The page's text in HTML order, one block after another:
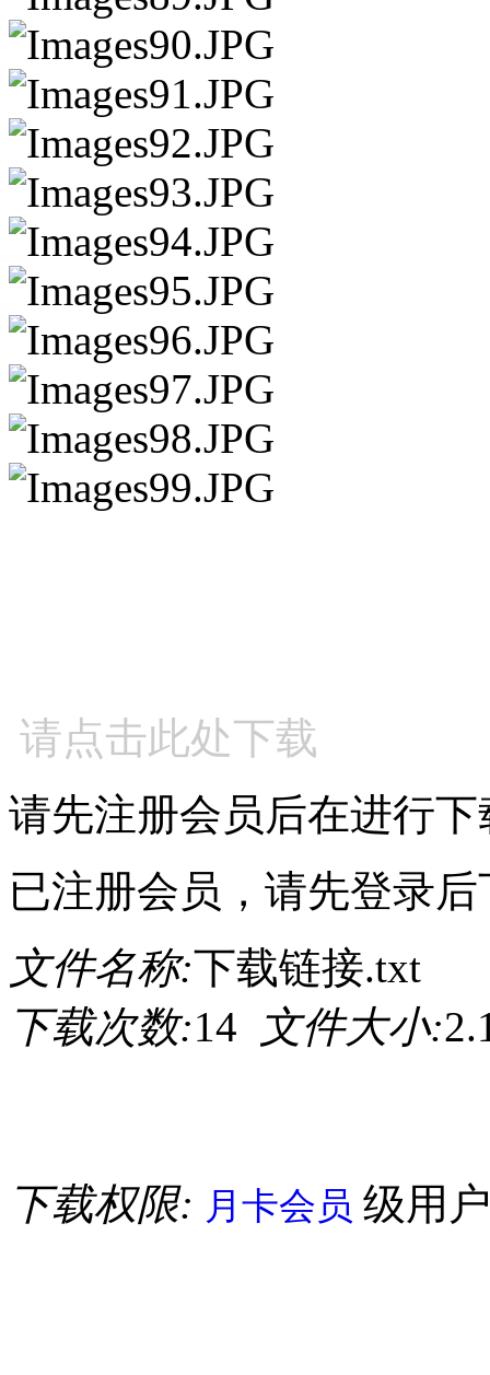
请点击此处下载
请先注册会员后在进行下
已注册会员，请先登录后
文件名称:下载链接.txt
下载次数:14 文件大小:
下载权限: 月卡会员 级用